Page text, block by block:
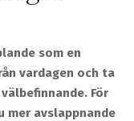
som en
vardagen och ta
För
mer avslappnande